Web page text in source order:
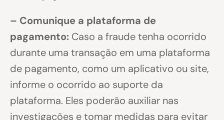
– Comunique a plataforma de
pagamento: Caso a fraude tenha ocorrido
durante uma transação em uma plataforma
de pagamento, como um aplicativo ou site,
informe o ocorrido ao suporte da
plataforma. Eles poderão auxiliar nas
investigações e tomar medidas para evitar